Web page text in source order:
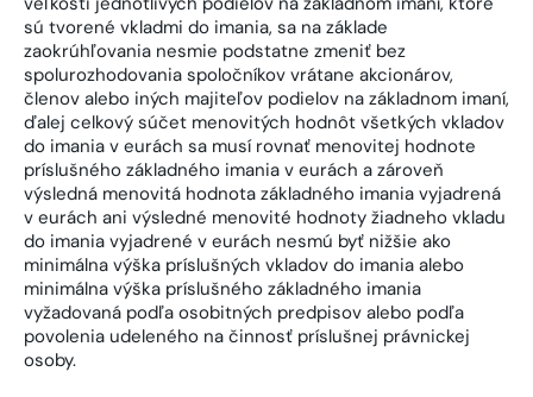
sú tvorené vkladmi do imania, sa na základe
zaokrúhľovania nesmie podstatne zmeniť bez
spolurozhodovania spoločníkov vrátane akcionárov,
členov alebo iných majiteľov podielov na základnom imaní,
ďalej celkový súčet menovitých hodnôt všetkých vkladov
do imania v eurách sa musí rovnať menovitej hodnote
príslušného základného imania v eurách a zároveň
výsledná menovitá hodnota základného imania vyjadrená
v eurách ani výsledné menovité hodnoty žiadneho vkladu
do imania vyjadrené v eurách nesmú byť nižšie ako
minimálna výška príslušných vkladov do imania alebo
minimálna výška príslušného základného imania
vyžadovaná podľa osobitných predpisov alebo podľa
povolenia udeleného na činnosť príslušnej právnickej
osoby.